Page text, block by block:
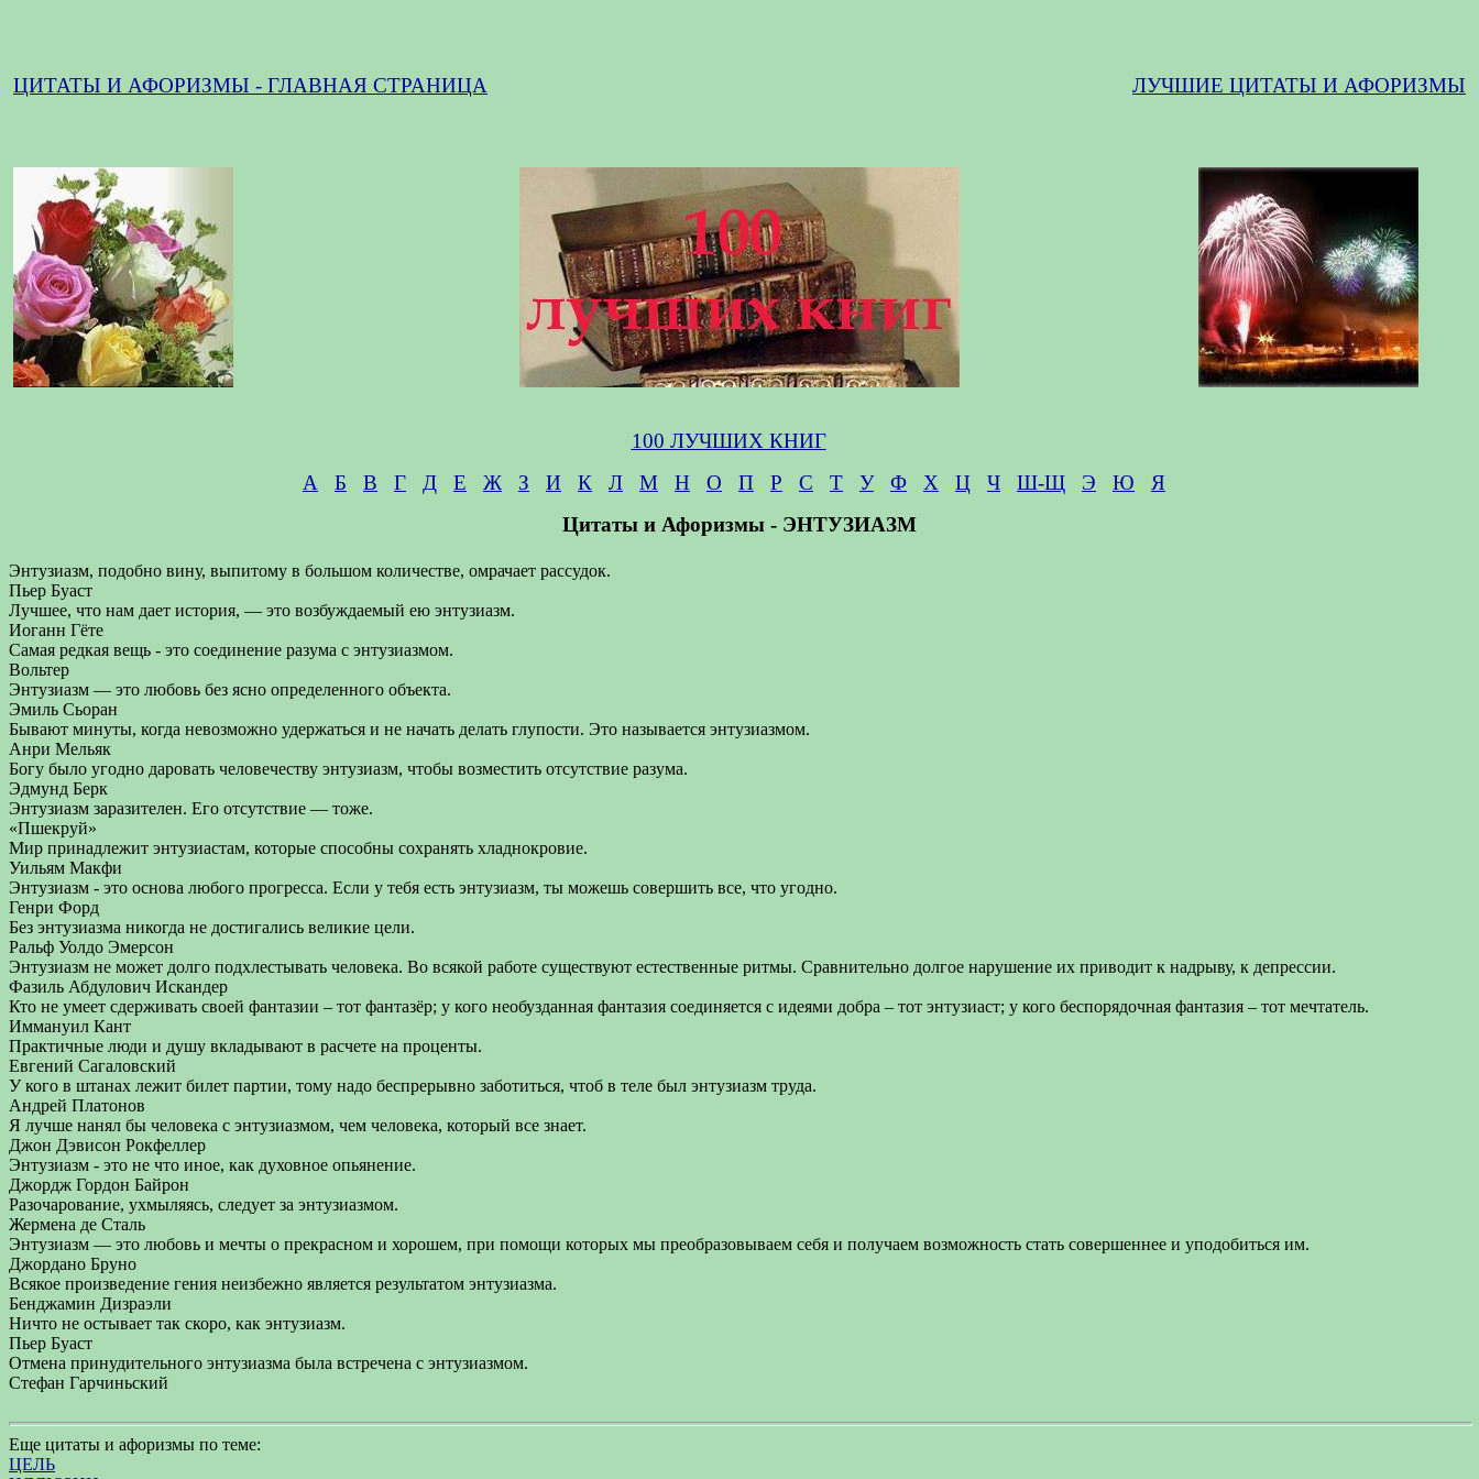
ЦИТАТЫ И АФОРИЗМЫ - ГЛАВНАЯ СТРАНИЦА ЛУЧШИЕ ЦИТАТЫ И АФОРИЗМЫ
100 ЛУЧШИХ КНИГ
А
Б В Г Д Е Ж З И К Л М Н О П Р С Т У Ф Х Ц Ч Ш-Щ Э Ю
Я
Цитаты и Афоризмы - ЭНТУЗИАЗМ
Энтузиазм, подобно вину, выпитому в большом количестве, омрачает рассудок.
Пьер Буаст
Лучшее, что нам дает история, — это возбуждаемый ею энтузиазм.
Иоганн Гёте
Самая редкая вещь - это соединение разума с энтузиазмом.
Вольтер
Энтузиазм — это любовь без ясно определенного объекта.
Эмиль Сьоран
Бывают минуты, когда невозможно удержаться и не начать делать глупости. Это называется энтузиазмом.
Анри Мельяк
Богу было угодно даровать человечеству энтузиазм, чтобы возместить отсутствие разума.
Эдмунд Берк
Энтузиазм заразителен. Его отсутствие — тоже.
«Пшекруй»
Мир принадлежит энтузиастам, которые способны сохранять хладнокровие.
Уильям Макфи
Энтузиазм - это основа любого прогресса. Если у тебя есть энтузиазм, ты можешь совершить все, что угодно.
Генри Форд
Без энтузиазма никогда не достигались великие цели.
Ральф Уолдо Эмерсон
Энтузиазм не может долго подхлестывать человека. Во всякой работе существуют естественные ритмы. Сравнительно долгое нарушение их приводит к надрыву, к депрессии.
Фазиль Абдулович Искандер
Кто не умеет сдерживать своей фантазии – тот фантазёр; у кого необузданная фантазия соединяется с идеями добра – тот энтузиаст; у кого беспорядочная фантазия – тот мечтатель.
Иммануил Кант
Практичные люди и душу вкладывают в расчете на проценты.
Евгений Сагаловский
У кого в штанах лежит билет партии, тому надо беспрерывно заботиться, чтоб в теле был энтузиазм труда.
Андрей Платонов
Я лучше нанял бы человека с энтузиазмом, чем человека, который все знает.
Джон Дэвисон Рокфеллер
Энтузиазм - это не что иное, как духовное опьянение.
Джордж Гордон Байрон
Разочарование, ухмыляясь, следует за энтузиазмом.
Жермена де Сталь
Энтузиазм — это любовь и мечты о прекрасном и хорошем, при помощи которых мы преобразовываем себя и получаем возможность стать совершеннее и уподобиться им.
Джордано Бруно
Всякое произведение гения неизбежно является результатом энтузиазма.
Бенджамин Дизраэли
Ничто не остывает так скоро, как энтузиазм.
Пьер Буаст
Отмена принудительного энтузиазма была встречена с энтузиазмом.
Стефан Гарчиньский
Еще цитаты и афоризмы по теме:
ЦЕЛЬ